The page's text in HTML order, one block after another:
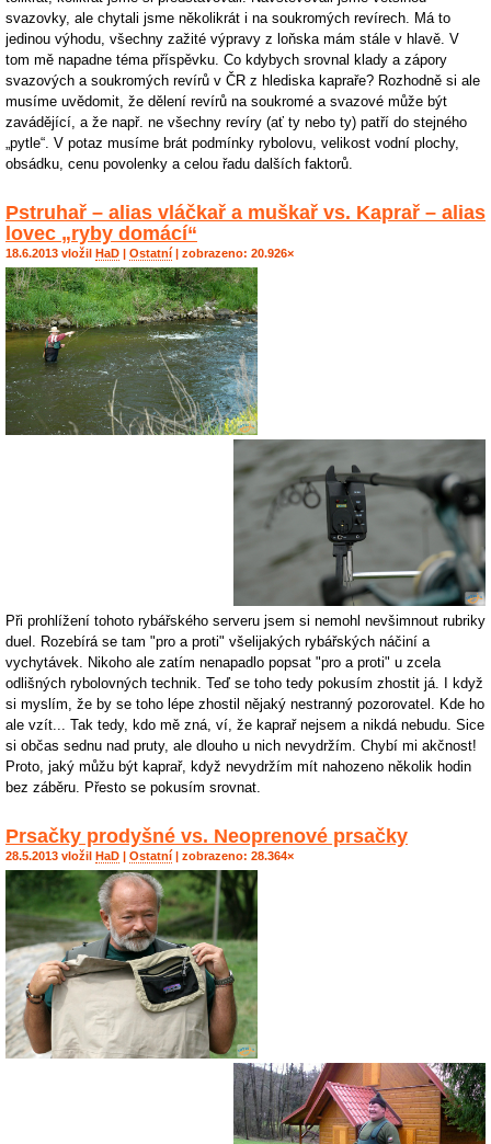
svazovky, ale chytali jsme několikrát i na soukromých revírech. Má to
jedinou výhodu, všechny zažité výpravy z loňska mám stále v hlavě. V
tom mě napadne téma příspěvku. Co kdybych srovnal klady a zápory
svazových a soukromých revírů v ČR z hlediska kapraře? Rozhodně si ale
musíme uvědomit, že dělení revírů na soukromé a svazové může být
zavádějící, a že např. ne všechny revíry (ať ty nebo ty) patří do stejného
„pytle“. V potaz musíme brát podmínky rybolovu, velikost vodní plochy,
obsádku, cenu povolenky a celou řadu dalších faktorů.
Pstruhař – alias vláčkař a muškař vs. Kaprař – alias
lovec „ryby domácí“
18.6.2013 vložil HaD Ostatní | zobrazeno: 20.926×
Při prohlížení tohoto rybářského serveru jsem si nemohl nevšimnout rubriky
duel. Rozebírá se tam "pro a proti" všelijakých rybářských náčiní a
vychytávek. Nikoho ale zatím nenapadlo popsat "pro a proti" u zcela
odlišných rybolovných technik. Teď se toho tedy pokusím zhostit já. I když
si myslím, že by se toho lépe zhostil nějaký nestranný pozorovatel. Kde ho
ale vzít... Tak tedy, kdo mě zná, ví, že kaprař nejsem a nikdá nebudu. Sice
si občas sednu nad pruty, ale dlouho u nich nevydržím. Chybí mi akčnost!
Proto, jaký můžu být kaprař, když nevydržím mít nahozeno několik hodin
bez záběru. Přesto se pokusím srovnat.
Prsačky prodyšné vs. Neoprenové prsačky
28.5.2013 vložil HaD Ostatní | zobrazeno: 28.364×